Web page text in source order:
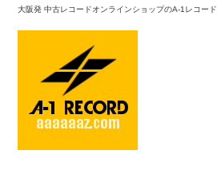
大阪発 中古レコードオンラインショップのA-1レコード